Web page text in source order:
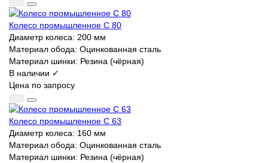
Колесо промышленное C 80
Диаметр колеса: 200 мм
Материал обода: Оцинкованная сталь
Материал шинки: Резина (чёрная)
В наличии ✓
Цена по запросу
Колесо промышленное C 63
Диаметр колеса: 160 мм
Материал обода: Оцинкованная сталь
Материал шинки: Резина (чёрная)